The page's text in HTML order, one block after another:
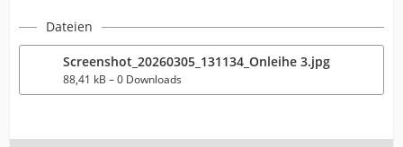
Dateien
Screenshot_20260305_131134_Onleihe 3.jpg
88,41 kB – 0 Downloads